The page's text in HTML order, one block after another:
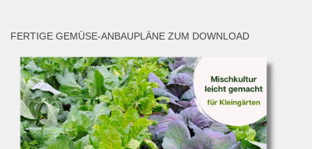
FERTIGE GEMÜSE-ANBAUPLÄNE ZUM DOWNLOAD